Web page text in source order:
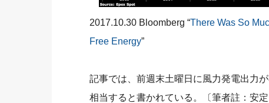
2017.10.30 Bloomberg “There Was So
Free Energy”
記事では、前週末土曜日に風力発電出力
相当すると書かれている。〔筆者註：安